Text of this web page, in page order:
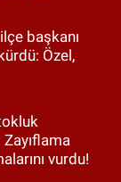
başkanı
Özel,
vurdu!